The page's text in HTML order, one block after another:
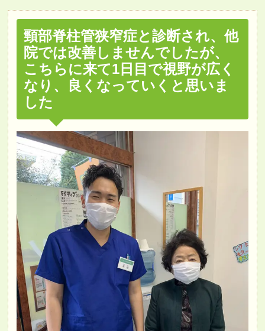
頸部脊柱管狭窄症と診断され、他
院では改善しませんでしたが、
こちらに来て1日目で視野が広く
なり、良くなっていくと思いま
した